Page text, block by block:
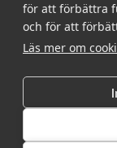
för att förbättra
och för att
Läs mer om